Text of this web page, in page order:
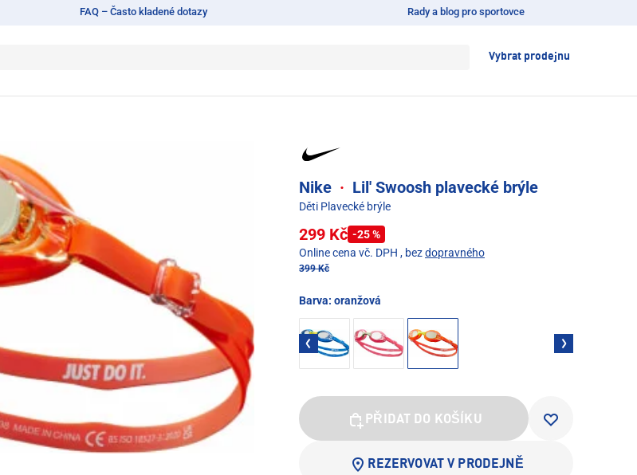
FAQ – Často kladené dotazy Rady a blog pro sportovce
Vybrat prodejnu
Nike · Lil' Swoosh plavecké brýle
Děti Plavecké brýle
299 Kč -25 %
Online cena vč. DPH , bezdopravného
399 Kč
Barva: oranžová
PŘIDAT DO KOŠÍKU
REZERVOVAT V PRODEJNĚ